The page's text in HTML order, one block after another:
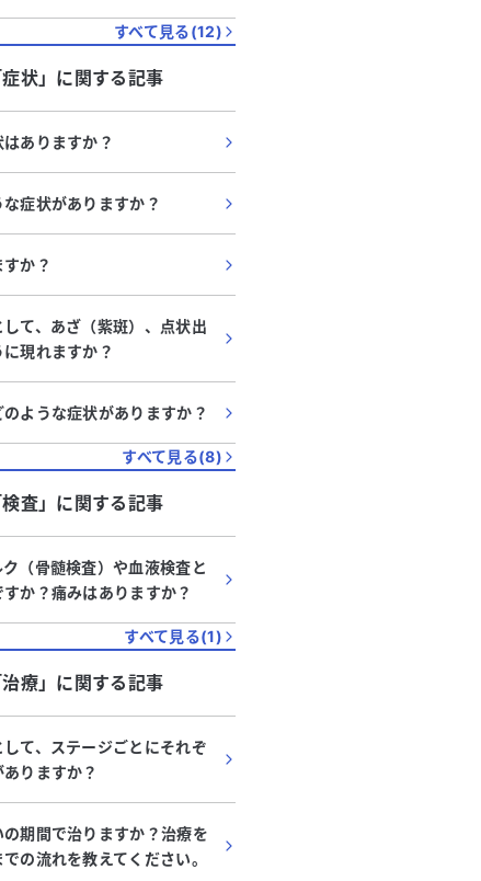
すべて見る(12)
症状」に関する記事
ありますか？
症状がありますか？
か？
て、あざ（紫斑）、点状出
現れますか？
ような症状がありますか？
すべて見る(8)
検査」に関する記事
（骨髄検査）や血液検査と
か？痛みはありますか？
すべて見る(1)
治療」に関する記事
て、ステージごとにそれぞ
りますか？
期間で治りますか？治療を
の流れを教えてください。